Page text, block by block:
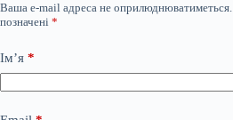
Ваша e-mail адреса не оприлюднюватиметься.
позначені *
Ім’я *